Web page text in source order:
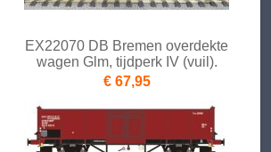
EX22070 DB Bremen overdekte
wagen Glm, tijdperk IV (vuil).
€ 67,95